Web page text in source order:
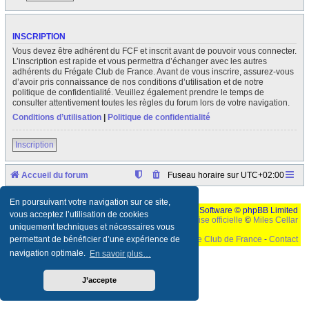
En poursuivant votre navigation sur ce site,
vous acceptez l’utilisation de cookies
uniquement techniques et nécessaires vous
permettant de bénéficier d’une expérience de
navigation optimale. En savoir plus…
J’accepte
INSCRIPTION
Vous devez être adhérent du FCF et inscrit avant de pouvoir vous connecter.
L’inscription est rapide et vous permettra d’échanger avec les autres
adhérents du Frégate Club de France. Avant de vous inscrire, assurez-vous
d’avoir pris connaissance de nos conditions d’utilisation et de notre
politique de confidentialité. Veuillez également prendre le temps de
consulter attentivement toutes les règles du forum lors de votre navigation.
Conditions d’utilisation
Politique de confidentialité
Inscription
Accueil du forum Fuseau horaire sur UTC+02:00
Développé parphpBB
® Forum Software © phpBB Limited
Traduction française officielle © Miles Cellar
©Le Frégate Club de France - Contact
Ceci est un texte de remplissage qui n'a pour but que forcer l'elargissement de la div page...
parametres d'affichage pas defaut de votre navigateur" faut bien trouver des paliatifs !